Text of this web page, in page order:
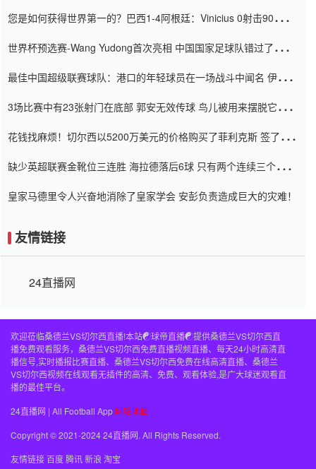
您是如何获得世界第一的？巴西1-4阿根廷：Vinicius 0射击90分钟
世界杯预选赛-Wang Yudong首次亮相 中国国家足球队错过了世界
最佳中国超级联赛球队：港口的年轻球员在一场战斗中闻名 伊万放
3场比赛中有23张射门在底部 郭安无效传球 鸟儿被用来摆脱它
花钱找麻烦！切尔西以5200万美元的价格购买了菲利克斯 签了7年
缺少英超联赛金靴位三连胜 海拉德落后6球 只有两个连续三个连续
皇家马德里令人兴奋地消除了皇家学会 安彭负责造成巨大的灾难！
友情链接
24直播网
欢迎莅临桑德兰VS切尔西直播!本站☯球帝直播☯提供桑德兰VS切尔西直
播免费观看服务，桑德兰VS切尔西免费直播视频直播、每天24小时高清直
播信号,实时播报比赛直播、桑德兰VS切尔西免费在线高清直播、桑德兰
VS切尔西视频在线观看无插件的高清、免费、观看体验,是广大球迷观看直
播的最佳平台。
24直播网 | All Football App 网站地图
Copyright © 2021-2024 24直播网. All Rights Reserved.
友情链接百度腾讯新浪 淘宝